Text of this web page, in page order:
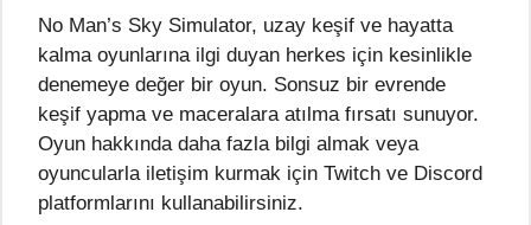
No Man’s Sky Simulator, uzay keşif ve hayatta
kalma oyunlarına ilgi duyan herkes için kesinlikle
denemeye değer bir oyun. Sonsuz bir evrende
keşif yapma ve maceralara atılma fırsatı sunuyor.
Oyun hakkında daha fazla bilgi almak veya
oyuncularla iletişim kurmak için Twitch ve Discord
platformlarını kullanabilirsiniz.